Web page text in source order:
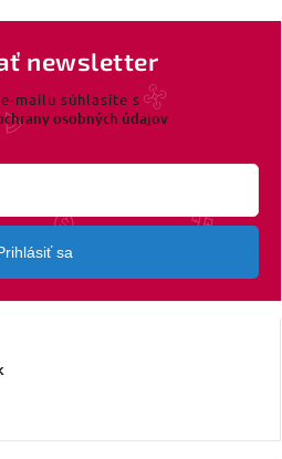
newsletter
mailu súhlasíte s
osobných údajov
sa